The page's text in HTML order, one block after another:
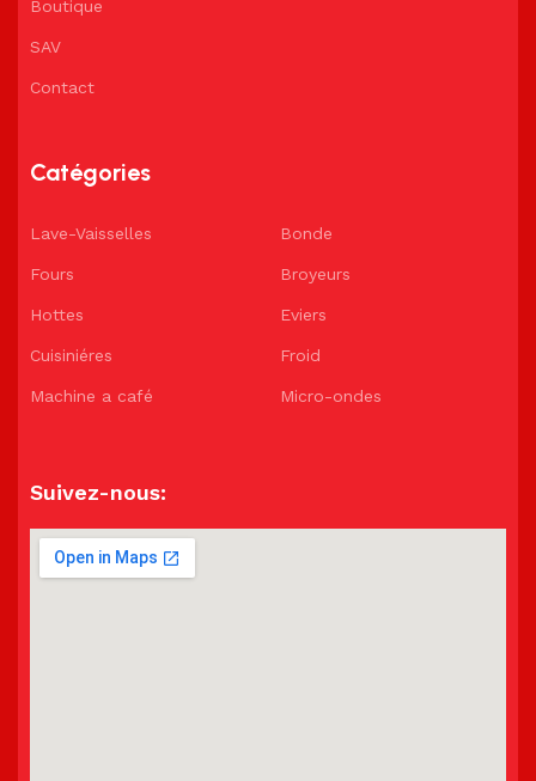
Boutique
SAV
Contact
Catégories
Lave-Vaisselles
Fours
Hottes
Cuisiniéres
Machine a café
Bonde
Broyeurs
Eviers
Froid
Micro-ondes
Suivez-nous: